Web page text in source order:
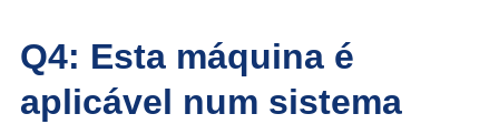
Q4: Esta máquina é
aplicável num sistema